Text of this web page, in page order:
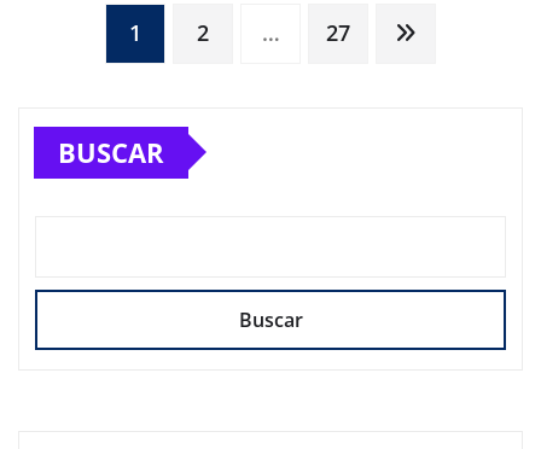
Paginación
de
entradas
1 2 … 27
BUSCAR
Buscar